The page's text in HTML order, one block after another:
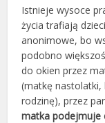
Istnieje wysoce
życia trafiają
anonimowe, bo
podobno
do okien przez
(matkę nastolatki,
rodzinę), przez
matka podejmuje